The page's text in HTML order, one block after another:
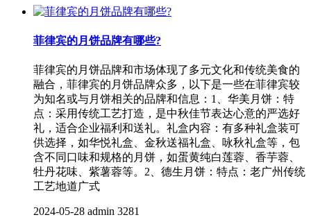
菲律宾的月饼品牌有哪些?
菲律宾的月饼品牌和市场体现了多元文化和传统美食的
融合，菲律宾的月饼品牌众多，以下是一些在菲律宾较
为知名或与月饼相关的品牌和信息：1、华美月饼：特
点：采用传统工艺打造，是中秋佳节表达心意的严选好
礼，适合企业福利和送礼。礼盒内容：有多种礼盒装可
供选择，如华悦礼盒、金秋送福礼盒、咏秋礼盒等，包
含不同口味和规格的月饼，如蛋黄纯白莲蓉、香芋蓉、
牡丹花味、紫薯蓉等。2、德生月饼：特点：老广州传统
工艺地道广式
2024-05-28 admin 3281